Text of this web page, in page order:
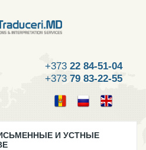
+37322 84-51-04
+373 79 83-22-55
И УСТНЫЕ